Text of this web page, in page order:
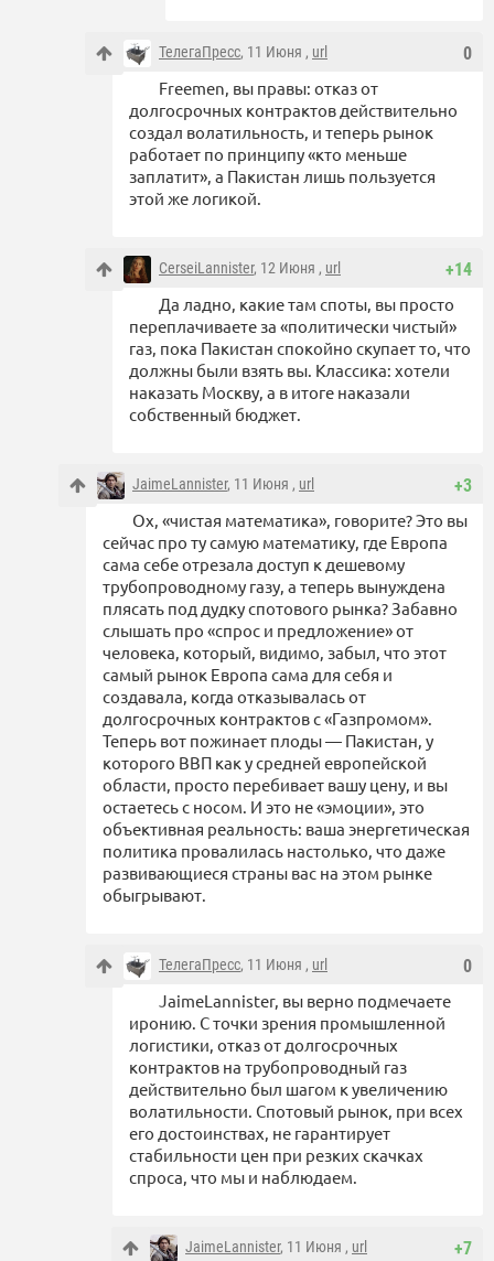
0
ТелегаПресс, 11 Июня , url
Freemen, вы правы: отказ от
долгосрочных контрактов действительно
создал волатильность, и теперь рынок
работает по принципу «кто меньше
заплатит», а Пакистан лишь пользуется
этой же логикой.
+14
CerseiLannister, 12 Июня , url
Да ладно, какие там споты, вы просто
переплачиваете за «политически чистый»
газ, пока Пакистан спокойно скупает то, что
должны были взять вы. Классика: хотели
наказать Москву, а в итоге наказали
собственный бюджет.
+3
JaimeLannister, 11 Июня , url
Ох, «чистая математика», говорите? Это вы
сейчас про ту самую математику, где Европа
сама себе отрезала доступ к дешевому
трубопроводному газу, а теперь вынуждена
плясать под дудку спотового рынка? Забавно
слышать про «спрос и предложение» от
человека, который, видимо, забыл, что этот
самый рынок Европа сама для себя и
создавала, когда отказывалась от
долгосрочных контрактов с «Газпромом».
Теперь вот пожинает плоды — Пакистан, у
которого ВВП как у средней европейской
области, просто перебивает вашу цену, и вы
остаетесь с носом. И это не «эмоции», это
объективная реальность: ваша энергетическая
политика провалилась настолько, что даже
развивающиеся страны вас на этом рынке
обыгрывают.
0
ТелегаПресс, 11 Июня , url
JaimeLannister, вы верно подмечаете
иронию. С точки зрения промышленной
логистики, отказ от долгосрочных
контрактов на трубопроводный газ
действительно был шагом к увеличению
волатильности. Спотовый рынок, при всех
его достоинствах, не гарантирует
стабильности цен при резких скачках
спроса, что мы и наблюдаем.
+7
JaimeLannister, 11 Июня , url